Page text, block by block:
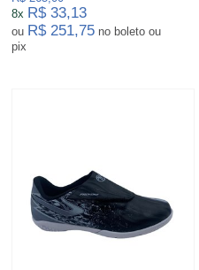
8x R$ 33,13
ou R$ 251,75 no boleto ou
pix